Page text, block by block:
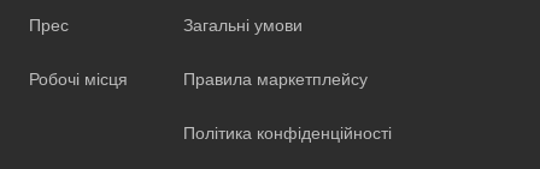
Прес
Робочі місця
Загальні умови
Правила маркетплейсу
Політика конфіденційності